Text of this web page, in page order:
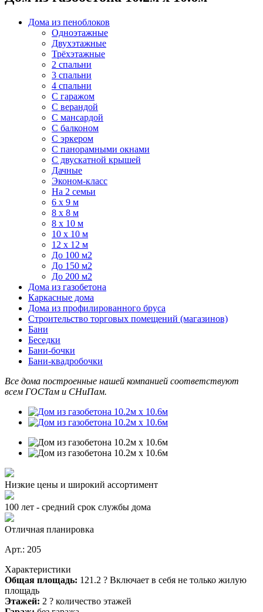
Дома из пеноблоков
Одноэтажные
Двухэтажные
Трёхэтажные
2 спальни
3 спальни
4 спальни
С гаражом
С верандой
С мансардой
С балконом
C эркером
С панорамными окнами
С двускатной крышей
Дачные
Эконом-класс
На 2 семьи
6 x 9 м
8 x 8 м
8 x 10 м
10 x 10 м
12 x 12 м
До 100 м2
До 150 м2
До 200 м2
Дома из газобетона
Каркасные дома
Дома из профилированного бруса
Строительство торговых помещений (магазинов)
Бани
Беседки
Бани-бочки
Бани-квадробочки
Все дома построенные нашей компанией соответствуют
всем ГОСТам и СНиПам.
Низкие цены и широкий ассортимент
100 лет - средний срок службы дома
Отличная планировка
Арт.: 205
Характеристики
Общая площадь: 121.2 ? Включает в себя не только жилую
площадь
Этажей: 2 ? количество этажей